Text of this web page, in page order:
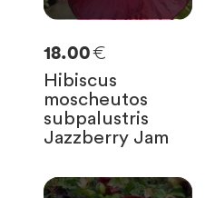
18.00€
Hibiscus
moscheutos
subpalustris
Jazzberry Jam
0